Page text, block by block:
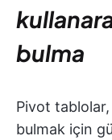
bulma
Pivot
bulmak için